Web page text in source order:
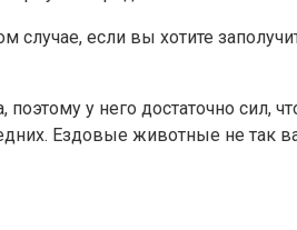
случае, если вы хотите
у него достаточно сил,
Ездовые животные не так